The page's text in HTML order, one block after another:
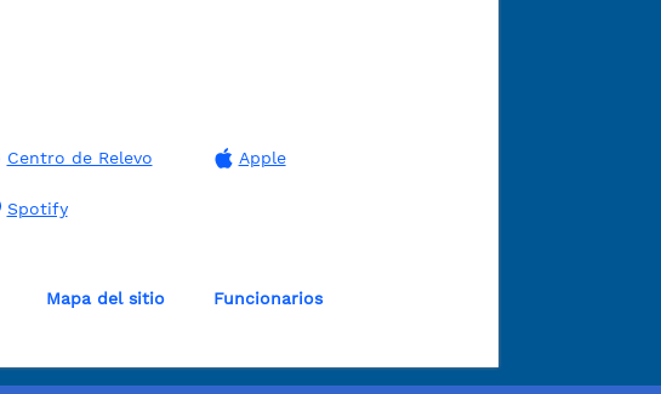
Centro de Relevo
Spotify
Apple
Mapa del sitio Funcionarios